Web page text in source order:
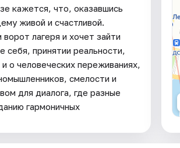
кажется, что, оказавшись
живой и счастливой.
лагеря и хочет зайти
себя, принятии реальности,
о человеческих переживаниях,
смелости и
для диалога, где разные
гармоничных